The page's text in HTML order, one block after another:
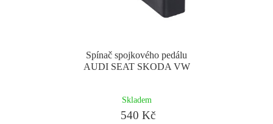
Spínač spojkového pedálu
AUDI SEAT SKODA VW
Skladem
540 Kč